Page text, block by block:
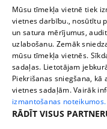
Mūsu tīmekļa vietnē tiek
vietnes darbību., nosūtītu
un satura mērījumus,
uzlabošanu. Zemāk
mūsu tīmekļa vietnēs.
sadaļas. Lietotājam
Piekrišanas sniegšana,
vietnes sadaļām. Vairāk
izmantošanas noteikumos.
RĀDĪT VISUS